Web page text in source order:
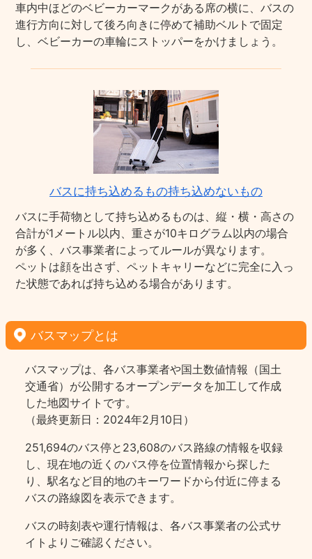
車内中ほどのベビーカーマークがある席の横に、バスの
進行方向に対して後ろ向きに停めて補助ベルトで固定
し、ベビーカーの車輪にストッパーをかけましょう。
バスに持ち込めるもの持ち込めないもの
バスに手荷物として持ち込めるものは、縦・横・高さの
合計が1メートル以内、重さが10キログラム以内の場合
が多く、バス事業者によってルールが異なります。
ペットは顔を出さず、ペットキャリーなどに完全に入っ
た状態であれば持ち込める場合があります。
バスマップとは
バスマップは、各バス事業者や国土数値情報（国土
交通省）が公開するオープンデータを加工して作成
した地図サイトです。
（最終更新日：2024年2月10日）
251,694のバス停と23,608のバス路線の情報を収録
し、現在地の近くのバス停を位置情報から探した
り、駅名など目的地のキーワードから付近に停まる
バスの路線図を表示できます。
バスの時刻表や運行情報は、各バス事業者の公式サ
イトよりご確認ください。